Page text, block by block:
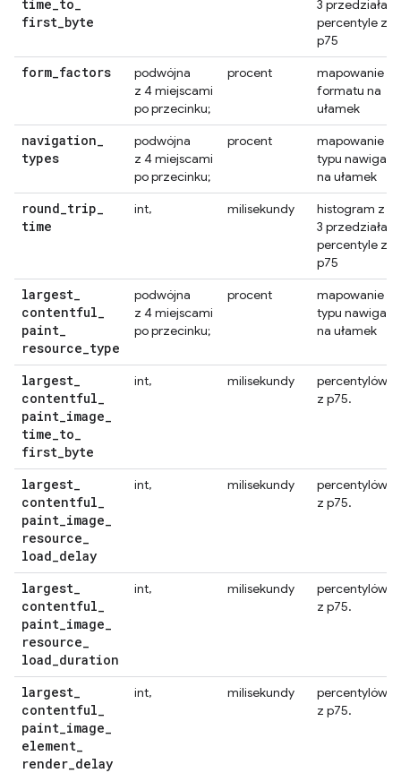
time_to_
first_byte
3
percentyle z
p75
form_factors
podwójna
z 4 miejscami
po przecinku;
procent
mapowanie
formatu na
ułamek
navigation_
types
podwójna
z 4 miejscami
po przecinku;
procent
mapowanie
typu nawigacji
na ułamek
round_trip_
time
int, milisekundy
histogram z
3
percentyle z
p75
largest_
contentful_
paint_
resource_type
podwójna
z 4 miejscami
po przecinku;
procent
mapowanie
typu nawigacji
na ułamek
largest_
contentful_
paint_image_
time_to_
first_byte
int, milisekundy
percentylów
z p75.
largest_
contentful_
paint_image_
resource_
load_delay
int, milisekundy
percentylów
z p75.
largest_
contentful_
paint_image_
resource_
load_duration
int, milisekundy
percentylów
z p75.
largest_
contentful_
paint_image_
element_
render_delay
int, milisekundy
percentylów
z p75.